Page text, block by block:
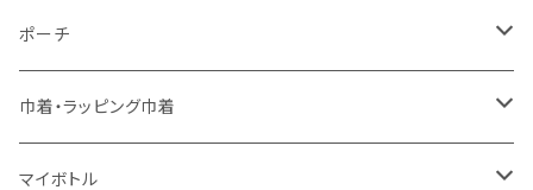
再生ファブリック
コットン
5oz
キャンパス
5oz
10oz
コットン
シーチング
キャンパス
10oz
デニム
ジュートコットン
再生ファブリック
5oz
コットン
5oz
デニム
ポリエステル
不織布
お買い物バッグ
ボトル
タンブラー
ポーチ
オーガニックコットン
フェアトレードコットン
巾着・ラッピング巾着
コットン
マイボトル